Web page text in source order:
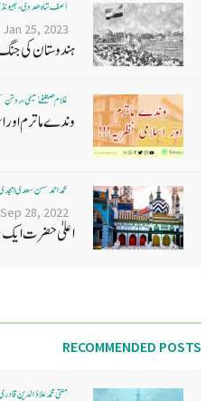
آصف شاہ ھدوی، بھیونڈی
Jan 25, 2023
ہندوستان کی
غلام مصطفےٰ نعیمی، روشن
وندے ماترم
محمد احمد حسن سعدی
Sep 28, 2022
اعلیٰ حضرت
RECOMMENDED POSTS
مفتی محمد علاؤ الدین